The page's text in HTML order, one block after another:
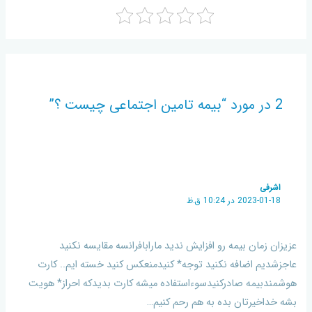
2 در مورد “بیمه تامین اجتماعی چیست ؟”
اشرفی
2023-01-18 در 10:24 ق.ظ
عزیزان زمان بیمه رو افزایش ندید مارابافرانسه مقایسه نکنید
عاجزشدیم اضافه نکنید توجه* کنیدمنعکس کنید خسته ایم.. کارت
هوشمندبیمه صادرکنیدسوءاستفاده میشه کارت بدیدکه احراز* هویت
بشه خداخیرتان بده به هم رحم کنیم…